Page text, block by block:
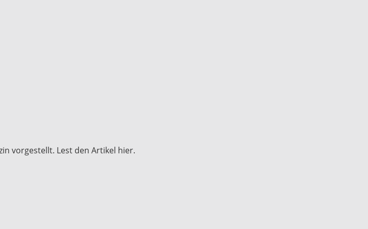
vorgestellt. Lest den Artikel hier.